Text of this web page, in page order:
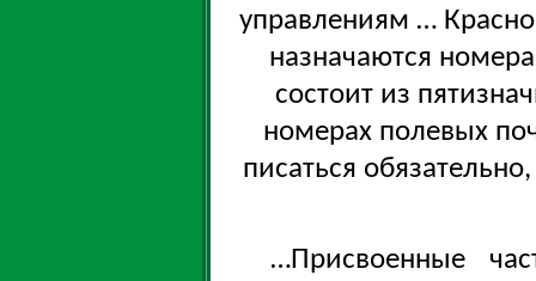
управлениям …
назначаются
состоит из
номерах полевых
писаться
…Присвоенные